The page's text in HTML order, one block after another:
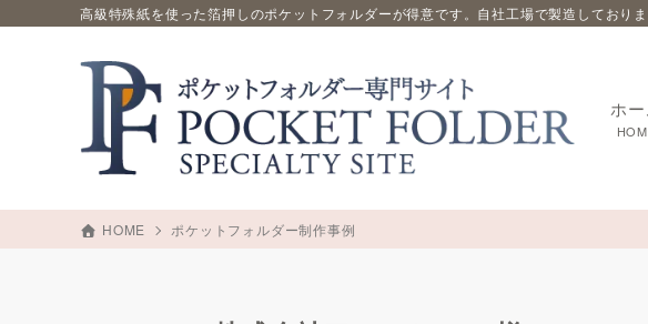
高級特殊紙を使った箔押しのポケットフォルダーが得意です。自社工場で製造しており
ホー
HOME ポケットフォルダー制作事例